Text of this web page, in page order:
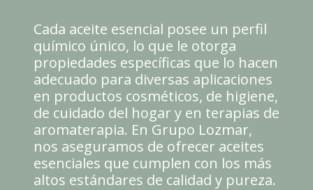
Cada aceite esencial posee un perfil
químico único, lo que le otorga
propiedades específicas que lo hacen
adecuado para diversas aplicaciones
en productos cosméticos, de higiene,
de cuidado del hogar y en terapias de
aromaterapia. En Grupo Lozmar,
nos aseguramos de ofrecer aceites
esenciales que cumplen con los más
altos estándares de calidad y pureza.